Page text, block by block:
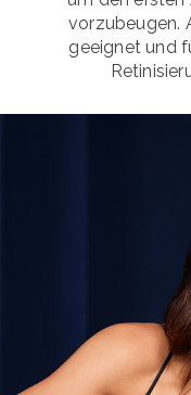
vorzubeugen.
geeignet und